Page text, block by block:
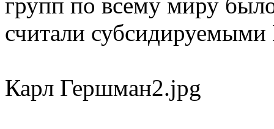
групп по всему миру
считали
Карл Гершман2.jpg